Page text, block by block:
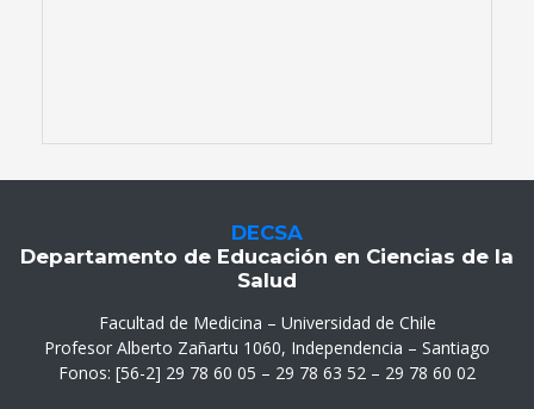
DECSA
Departamento de Educación en Ciencias de la
Salud
Facultad de Medicina – Universidad de Chile
Profesor Alberto Zañartu 1060, Independencia – Santiago
Fonos: [56-2] 29 78 60 05 – 29 78 63 52 – 29 78 60 02